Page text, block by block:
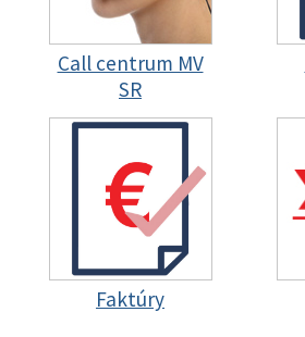
Call centrum MV
SR
Faktúry